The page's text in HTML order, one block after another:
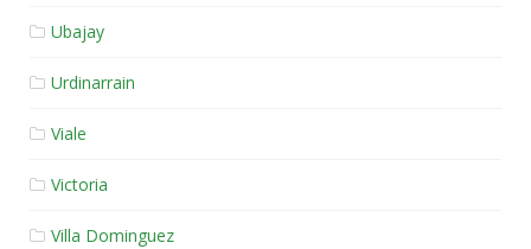
Ubajay
Urdinarrain
Viale
Victoria
Villa Dominguez